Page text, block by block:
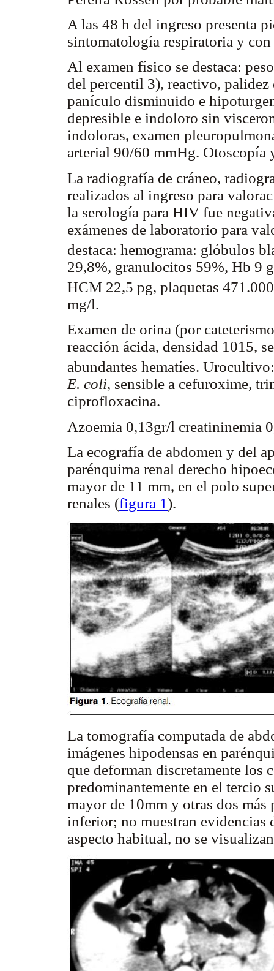
A las 48 h del ingreso presenta
sintomatología respiratoria y
Al examen físico se destaca:
del percentil 3), reactivo,
panículo disminuido e
depresible e indoloro sin
indoloras, examen
arterial 90/60 mmHg. Otoscopía
La radiografía de cráneo,
realizados al ingreso para
la serología para HIV fue
exámenes de laboratorio para
destaca: hemograma: glóbulos
29,8%, granulocitos 59%, Hb 9
HCM 22,5 pg, plaquetas
mg/l.
Examen de orina (por
reacción ácida, densidad 1015,
abundantes hematíes.
E. coli, sensible a cefuroxime,
ciprofloxacina.
Azoemia 0,13gr/l creatininemia
La ecografía de abdomen y del
parénquima renal derecho
mayor de 11 mm, en el polo
renales (figura 1).
La tomografía computada de
imágenes hipodensas en
que deforman discretamente los
predominantemente en el tercio
mayor de 10mm y otras dos
inferior; no muestran evidencias
aspecto habitual, no se